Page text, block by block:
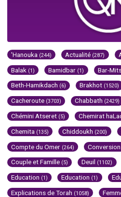
'Hanouka (244) Actualité (287)
Balak (1) Bamidbar (1) Bar-
Beth-Hamikdach (6) Brakhot (1520)
Cacheroute (3703) Chabbath (2429)
Chémini Atseret (5) Chemirat
Chemita (135) Chiddoukh (200)
Compte du Omer (264) Conversion
Couple et Famille (5) Deuil (1102)
Education (1) Education (1)
Explications de Torah (1058)